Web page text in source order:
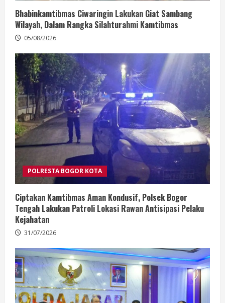
Bhabinkamtibmas Ciwaringin Lakukan Giat Sambang
Wilayah, Dalam Rangka Silahturahmi Kamtibmas
05/08/2026
POLRESTA BOGOR KOTA
Ciptakan Kamtibmas Aman Kondusif, Polsek Bogor
Tengah Lakukan Patroli Lokasi Rawan Antisipasi Pelaku
Kejahatan
31/07/2026